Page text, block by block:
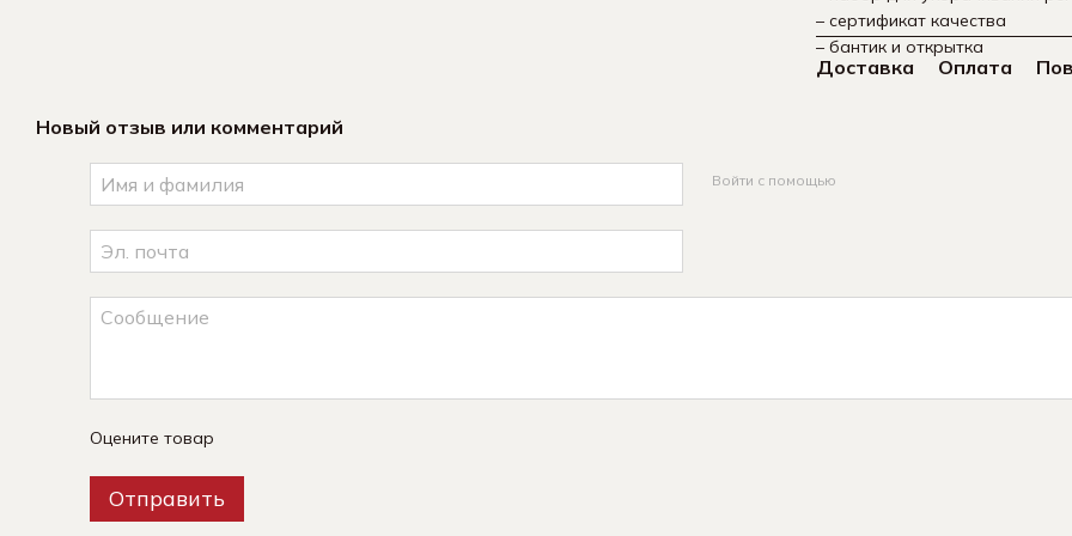
– сертификат качества
– бантик и открытка
Доставка Оплата
Новый отзыв или комментарий
Войти с помощью
Оцените товар
Отправить